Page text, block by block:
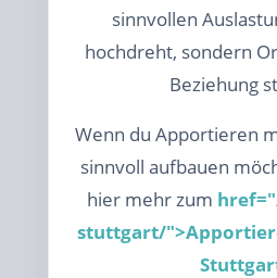
sinnvollen
hochdreht, sondern
Beziehung
Wenn du Apportieren
sinnvoll aufbauen
hier mehr zum
stuttgart/